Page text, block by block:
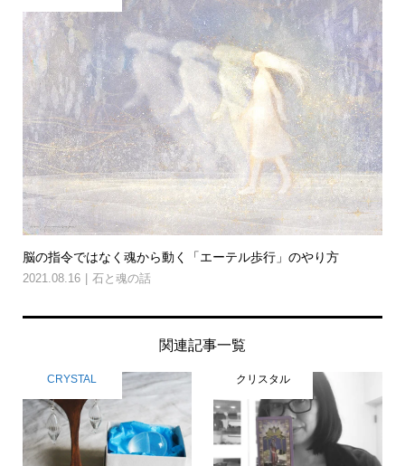
脳の指令ではなく魂から動く「エーテル歩行」のやり方
2021.08.16 石と魂の話
関連記事一覧
CRYSTAL クリスタル